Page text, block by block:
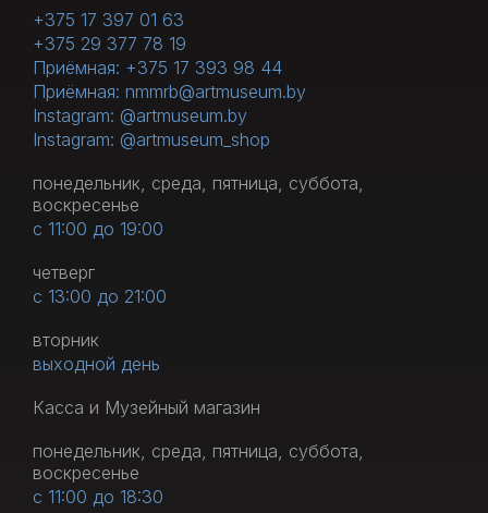
+375 17 397 01 63
+375 29 377 78 19
Приёмная: +375 17 393 98 44
Приёмная: nmmrb@artmuseum.by
Instagram: @artmuseum.by
Instagram: @artmuseum_shop
понедельник, среда, пятница, суббота,
воскресенье
с 11:00 до 19:00
четверг
с 13:00 до 21:00
вторник
выходной день
Касса и Музейный магазин
понедельник, среда, пятница, суббота,
воскресенье
с 11:00 до 18:30